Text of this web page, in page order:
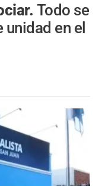
Todo se
en el